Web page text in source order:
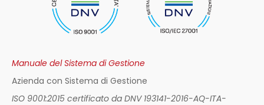
Manuale del Sistema di Gestione
Azienda con Sistema di Gestione
ISO 9001:2015 certificato da DNV 193141-2016-AQ-ITA-